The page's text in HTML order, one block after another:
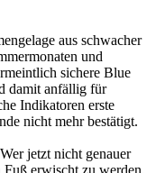
aus schwacher
und
sichere Blue
damit anfällig für
Indikatoren erste
nicht mehr bestätigt.
jetzt nicht genauer
erwischt zu werden.